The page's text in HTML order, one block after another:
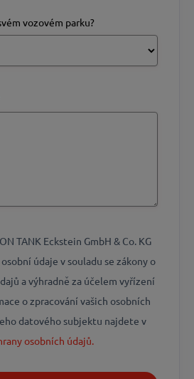
vozovém parku?
TANK Eckstein GmbH & Co. KG
údaje v souladu se zákony o
a výhradně za účelem vyřízení
o zpracování vašich osobních
datového subjektu najdete v
osobních údajů​​​​​​​.